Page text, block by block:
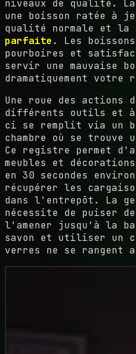
niveaux de qualité.
une boisson ratée à
qualité normale et la
parfaite . Les
pourboires et
servir une mauvaise
dramatiquement votre
Une roue des actions
différents outils et
ci se remplit via un
chambre où se trouve
Ce registre permet
meubles et
en 30 secondes
récupérer les
dans l'entrepôt. La
nécessite de puiser
l'amener jusqu'à la
savon et utiliser un
verres ne se rangent